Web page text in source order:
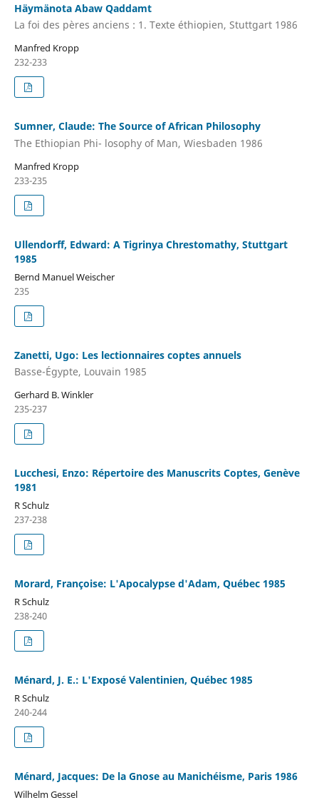
Häymänota Abaw Qaddamt
La foi des pères anciens : 1. Texte éthiopien, Stuttgart 1986
Manfred Kropp
232-233
Sumner, Claude: The Source of African Philosophy
The Ethiopian Phi- losophy of Man, Wiesbaden 1986
Manfred Kropp
233-235
Ullendorff, Edward: A Tigrinya Chrestomathy, Stuttgart
1985
Bernd Manuel Weischer
235
Zanetti, Ugo: Les lectionnaires coptes annuels
Basse-Égypte, Louvain 1985
Gerhard B. Winkler
235-237
Lucchesi, Enzo: Répertoire des Manuscrits Coptes, Genève
1981
R Schulz
237-238
Morard, Françoise: L'Apocalypse d'Adam, Québec 1985
R Schulz
238-240
Ménard, J. E.: L'Exposé Valentinien, Québec 1985
R Schulz
240-244
Ménard, Jacques: De la Gnose au Manichéisme, Paris 1986
Wilhelm Gessel